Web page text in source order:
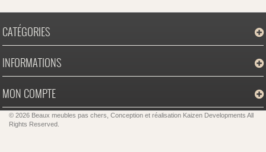
CATÉGORIES
INFORMATIONS
MON COMPTE
© 2026 Beaux meubles pas chers, Conception et réalisation Kaizen Developments All
Rights Reserved.